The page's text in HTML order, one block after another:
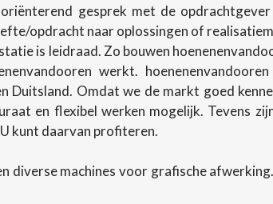
gesprek met de
opdracht naar oplossingen of
is leidraad. Zo bouwen
werkt.
Omdat we de markt goed
en flexibel werken mogelijk. Tevens
kunt daarvan profiteren.
machines voor grafische